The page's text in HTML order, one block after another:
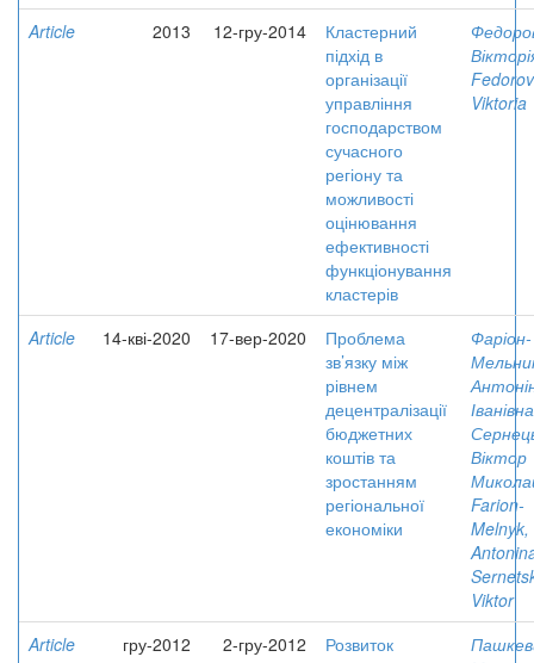
Article
2013 12-гру-2014
Кластерний
підхід в
організації
управління
господарством
сучасного
регіону та
можливості
оцінювання
ефективності
функціонування
кластерів
Viktoria
Article 14-кві-2020 17-вер-2020
Проблема
зв’язку між
рівнем
децентралізації
бюджетних
коштів та
зростанням
регіональної
економіки
Фаріон-
Іванівна
Віктор
Farion-
Melnyk,
Viktor
Article
гру-2012 2-гру-2012
Розвиток